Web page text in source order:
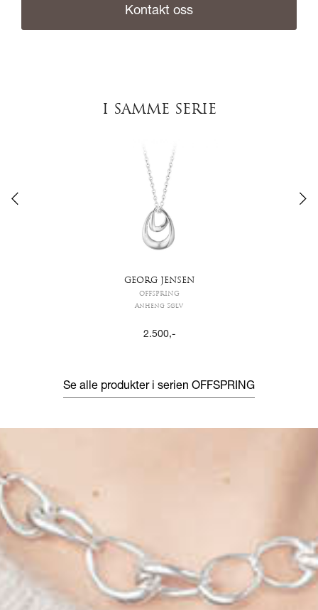
Kontakt oss
I SAMME SERIE
GEORG JENSEN
OFFSPRING
Anheng Sølv
2.500,-
Se alle produkter i serien OFFSPRING